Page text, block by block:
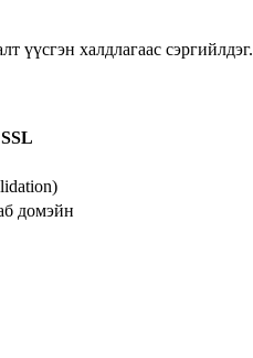
үүсгэн халдлагаас сэргийлдэг.
домэйн